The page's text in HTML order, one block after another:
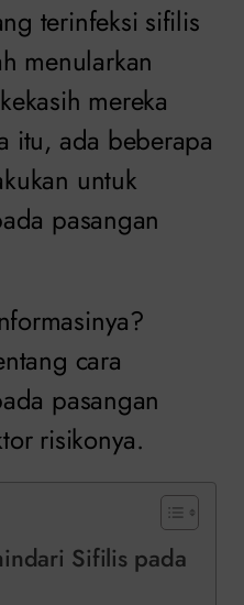
terinfeksi sifilis
menularkan
mereka
itu, ada beberapa
untuk
pasangan
cara
pasangan
risikonya.
Sifilis pada